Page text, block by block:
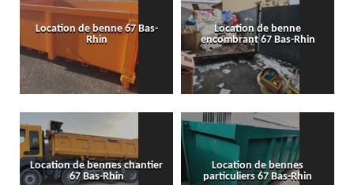
Location de benne 67 Bas-
Rhin
Location de benne
encombrant 67 Bas-Rhin
Location de bennes chantier
67 Bas-Rhin
Location de bennes
particuliers 67 Bas-Rhin